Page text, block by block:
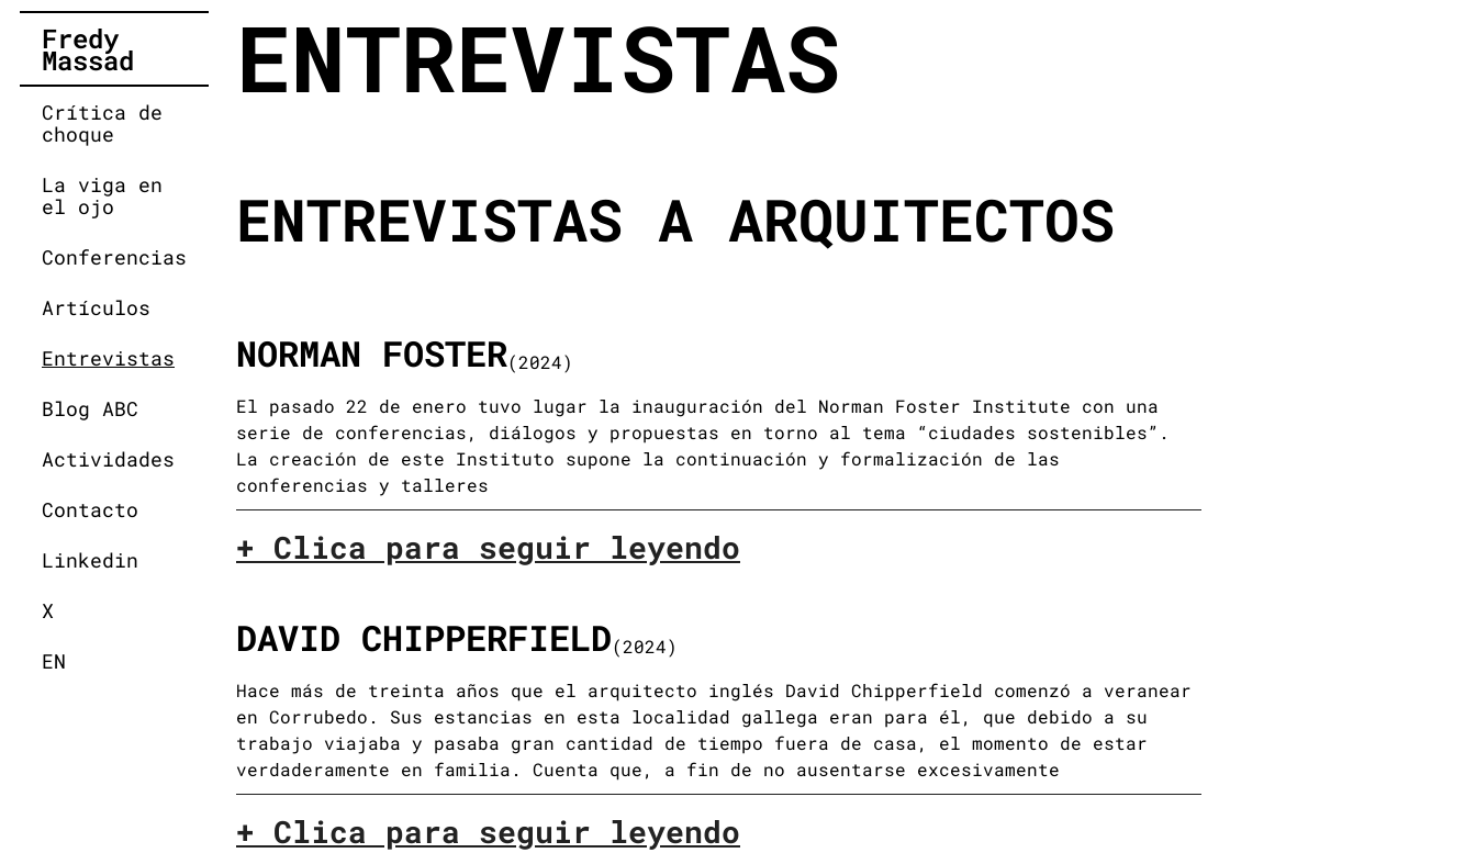
Fredy
Massad
Crítica de
choque
La viga en
el ojo
Conferencias
Artículos
Entrevistas
Blog ABC
Actividades
Contacto
Linkedin
X
EN
ENTREVISTAS
ENTREVISTAS A ARQUITECTOS
NORMAN FOSTER(2024)
El pasado 22 de enero tuvo lugar la inauguración del Norman Foster Institute con una
serie de conferencias, diálogos y propuestas en torno al tema “ciudades sostenibles”.
La creación de este Instituto supone la continuación y formalización de las
conferencias y talleres
+ Clica para seguir leyendo
DAVID CHIPPERFIELD(2024)
Hace más de treinta años que el arquitecto inglés David Chipperfield comenzó a veranear
en Corrubedo. Sus estancias en esta localidad gallega eran para él, que debido a su
trabajo viajaba y pasaba gran cantidad de tiempo fuera de casa, el momento de estar
verdaderamente en familia. Cuenta que, a fin de no ausentarse excesivamente
+ Clica para seguir leyendo